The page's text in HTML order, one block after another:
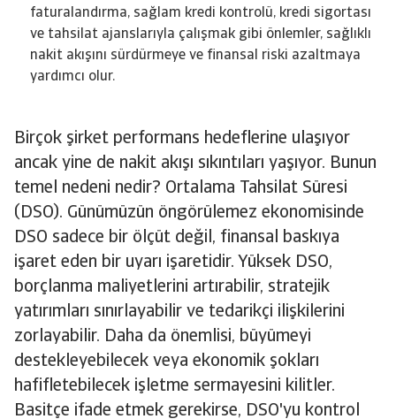
Birçok şirket performans hedeflerine ulaşıyor
ancak yine de nakit akışı sıkıntıları yaşıyor. Bunun
temel nedeni nedir? Ortalama Tahsilat Süresi
(DSO). Günümüzün öngörülemez ekonomisinde
DSO sadece bir ölçüt değil, finansal baskıya
işaret eden bir uyarı işaretidir. Yüksek DSO,
borçlanma maliyetlerini artırabilir, stratejik
yatırımları sınırlayabilir ve tedarikçi ilişkilerini
zorlayabilir. Daha da önemlisi, büyümeyi
destekleyebilecek veya ekonomik şokları
hafifletebilecek işletme sermayesini kilitler.
Basitçe ifade etmek gerekirse, DSO'yu kontrol
faturalandırma, sağlam kredi kontrolü, kredi sigortası
ve tahsilat ajanslarıyla çalışmak gibi önlemler, sağlıklı
nakit akışını sürdürmeye ve finansal riski azaltmaya
yardımcı olur.